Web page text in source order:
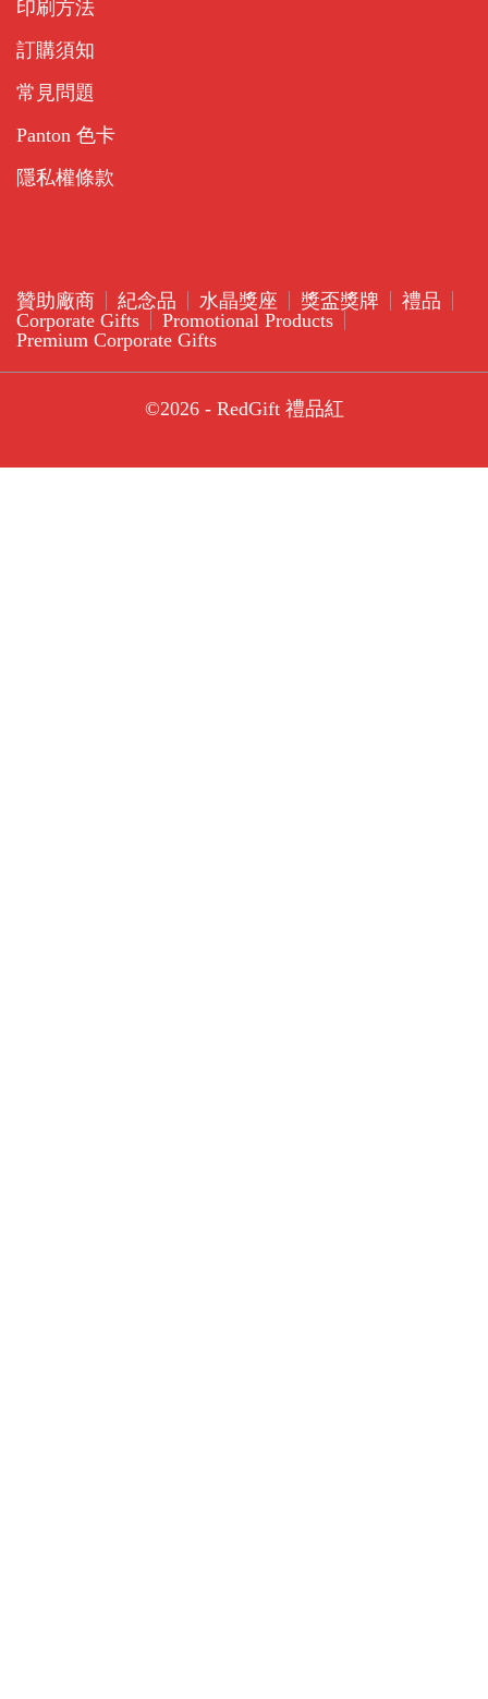
印刷方法
訂購須知
常見問題
Panton 色卡
隱私權條款
贊助廠商 紀念品 水晶獎座 獎盃獎牌
禮品
Corporate Gifts
Promotional Products
Premium Corporate Gifts
©2026 - RedGift 禮品紅